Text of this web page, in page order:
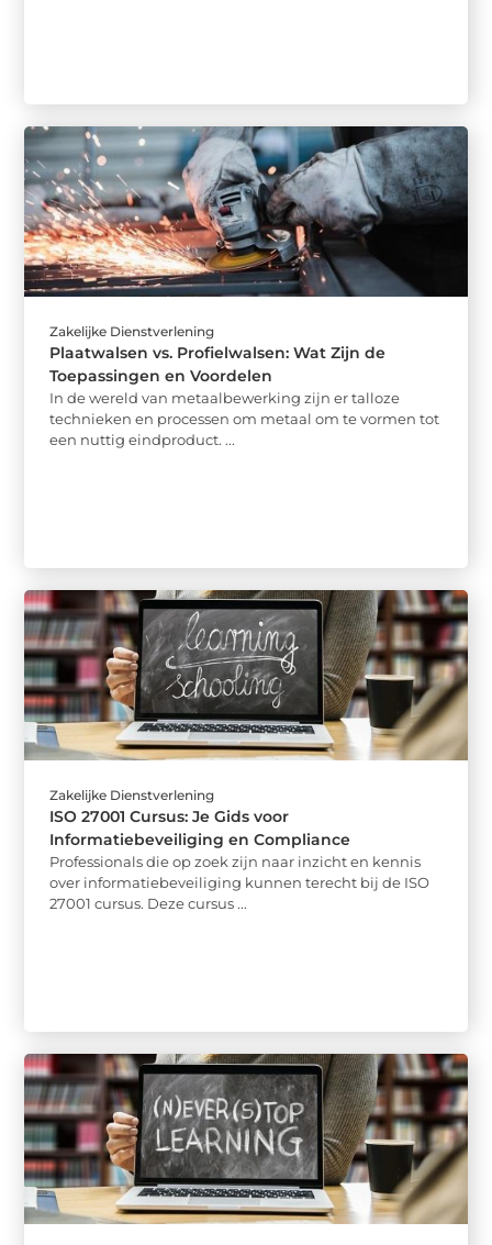
Zakelijke Dienstverlening
Plaatwalsen vs. Profielwalsen: Wat Zijn de
Toepassingen en Voordelen
In de wereld van metaalbewerking zijn er talloze
technieken en processen om metaal om te vormen tot
een nuttig eindproduct. ...
Zakelijke Dienstverlening
ISO 27001 Cursus: Je Gids voor
Informatiebeveiliging en Compliance
Professionals die op zoek zijn naar inzicht en kennis
over informatiebeveiliging kunnen terecht bij de ISO
27001 cursus. Deze cursus ...